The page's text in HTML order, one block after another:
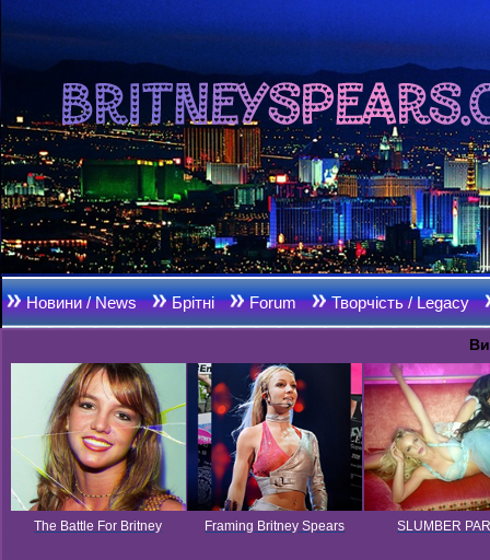
Новини / News Брітні Forum Творчість / Legacy
The Battle For Britney Framing Britney Spears SLUMBER